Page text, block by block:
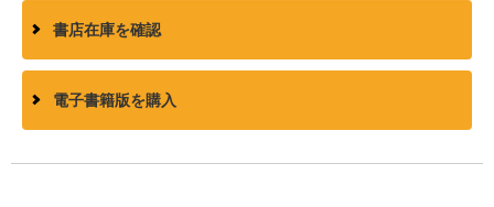
書店在庫を確認
電子書籍版を購入